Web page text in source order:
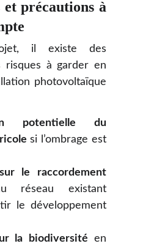
et précautions à
il existe des
risques à garder en
photovoltaïque
potentielle du
si l’ombrage est
le raccordement
réseau existant
le développement
la biodiversité en